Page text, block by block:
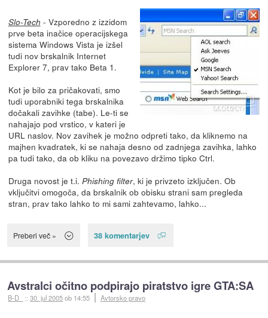
Slo-Tech - Vzporedno z izzidom
prve beta inačice operacijskega
sistema Windows Vista je izšel
tudi nov brskalnik Internet
Explorer 7, prav tako Beta 1.
Kot je bilo za pričakovati, smo
tudi uporabniki tega brskalnika
dočakali zavihke (tabe). Le-ti se
nahajajo pod vrstico, v kateri je
URL naslov. Nov zavihek je možno odpreti tako, da kliknemo na
majhen kvadratek, ki se nahaja desno od zadnjega zavihka, lahko
pa tudi tako, da ob kliku na povezavo držimo tipko Ctrl.
Druga novost je t.i. Phishing filter, ki je privzeto izključen. Ob
vključitvi omogoča, da brskalnik ob obisku strani sam pregleda
stran, prav tako lahko to mi sami zahtevamo, lahko...
Preberi več » 38 komentarjev
Avstralci očitno podpirajo piratstvo igre GTA:SA
B-D_ ::30. jul 2005ob 14:55 Avtorsko pravo